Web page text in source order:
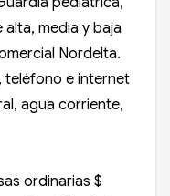
media y baja
Nordelta.
teléfono e internet
agua corriente,
ordinarias $